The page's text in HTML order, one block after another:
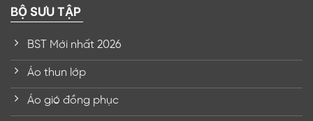
BỘ SƯU TẬP
BST Mới nhất 2026
Áo thun lớp
Áo gió đồng phục